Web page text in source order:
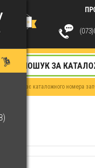
у Вас немає каталожного номера